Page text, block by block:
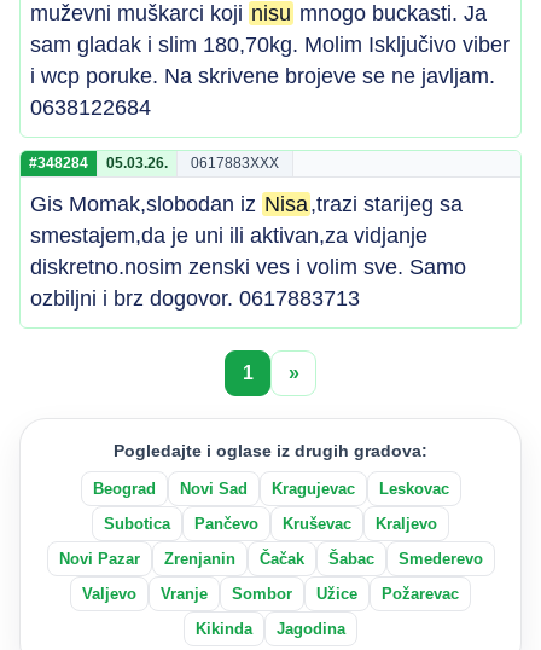
muževni muškarci koji nisu mnogo buckasti. Ja
sam gladak i slim 180,70kg. Molim Isključivo viber
i wcp poruke. Na skrivene brojeve se ne javljam.
0638122684
#348284 05.03.26. 0617883XXX
Gis Momak,slobodan iz Nisa,trazi starijeg sa
smestajem,da je uni ili aktivan,za vidjanje
diskretno.nosim zenski ves i volim sve. Samo
ozbiljni i brz dogovor. 0617883713
1 »
Pogledajte i oglase iz drugih gradova:
Beograd Novi Sad Kragujevac
Leskovac
Subotica
Pančevo Kruševac
Kraljevo
Novi Pazar
Zrenjanin Čačak Šabac
Smederevo
Valjevo
Vranje Sombor Užice
Požarevac
Kikinda
Jagodina